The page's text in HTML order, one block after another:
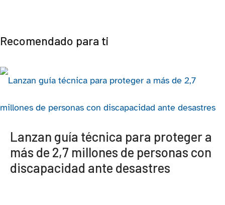
Recomendado para ti
Lanzan guía técnica para proteger a
más de 2,7 millones de personas con
discapacidad ante desastres